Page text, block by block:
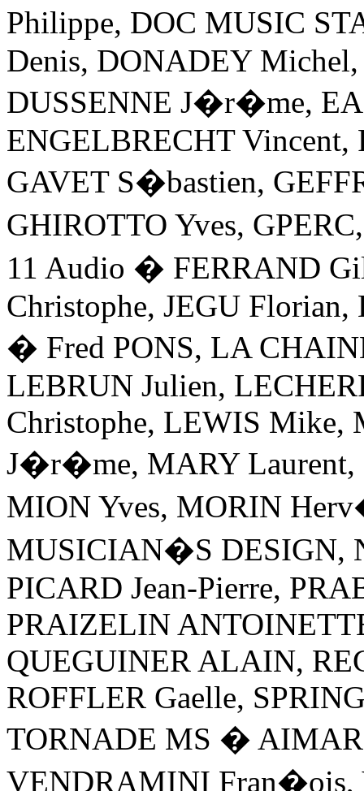
Philippe, DOC MUSIC
Denis, DONADEY
DUSSENNE J�r�me,
ENGELBRECHT Vincent,
GAVET S�bastien,
GHIROTTO Yves,
11 Audio � FERRAND
Christophe, JEGU
� Fred PONS, LA
LEBRUN Julien,
Christophe, LEWIS Mike,
J�r�me, MARY Laurent,
MION Yves, MORIN
MUSICIAN�S DESIGN,
PICARD Jean-Pierre,
PRAIZELIN
QUEGUINER ALAIN,
ROFFLER Gaelle,
TORNADE MS �
VENDRAMINI Fran�ois,